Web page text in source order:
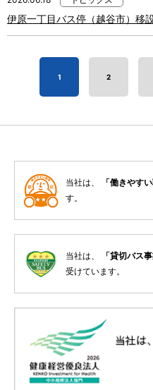
伊原一丁目バス停（越谷市）移
1 2
当社は、 「働きやす
す。
当社は、 「貸切バス
受けています。